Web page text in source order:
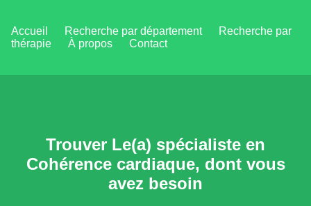
Accueil Recherche par département
Recherche par
thérapie
À propos Contact
Trouver Le(a) spécialiste en
Cohérence cardiaque, dont vous
avez besoin